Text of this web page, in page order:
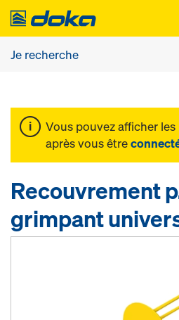
Vous pouvez afficher
après vous être
Recouvrement
grimpant